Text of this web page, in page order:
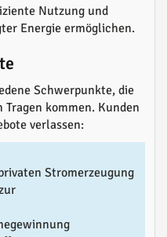
Nutzung und
Energie ermöglichen.
Schwerpunkte, die
kommen. Kunden
verlassen:
Stromerzeugung